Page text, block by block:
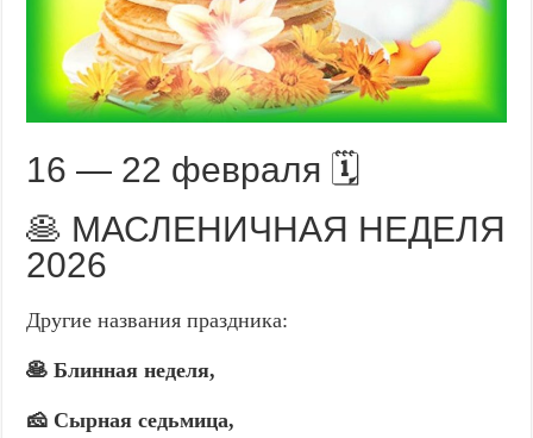
16 — 22 февраля 🗓️
🥞 МАСЛЕНИЧНАЯ НЕДЕЛЯ
2026
Другие названия праздника:
🥞 Блинная неделя,
🧀 Сырная седьмица,